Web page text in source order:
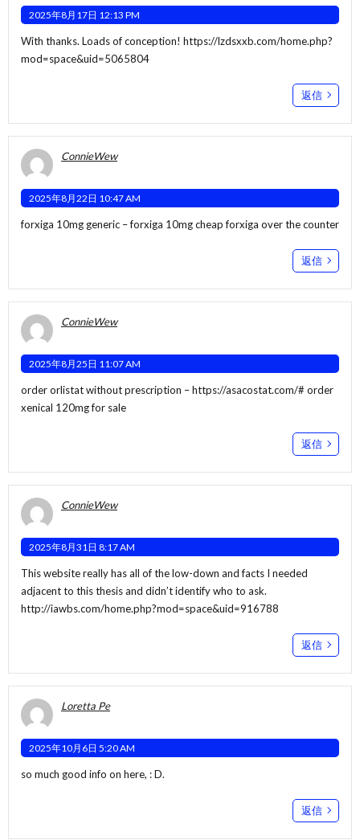
2025年8月17日 12:13 PM
With thanks. Loads of conception! https://lzdsxxb.com/home.php?
mod=space&uid=5065804
返信
ConnieWew
2025年8月22日 10:47 AM
forxiga 10mg generic –forxiga 10mg cheapforxiga over the counter
返信
ConnieWew
2025年8月25日 11:07 AM
order orlistat without prescription –https://asacostat.com/# order
xenical 120mg for sale
返信
ConnieWew
2025年8月31日 8:17 AM
This website really has all of the low-down and facts I needed
adjacent to this thesis and didn’t identify who to ask.
http://iawbs.com/home.php?mod=space&uid=916788
返信
Loretta Pe
2025年10月6日 5:20 AM
so much good info on here, : D.
返信